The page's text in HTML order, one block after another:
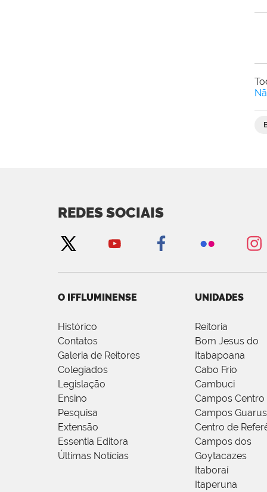
REDES SOCIAIS
O IFFLUMINENSE
Histórico
Contatos
Galeria de Reitores
Colegiados
Legislação
Ensino
Pesquisa
Extensão
Essentia Editora
Últimas Notícias
UNIDADES
Reitoria
Bom Jesus do
Itabapoana
Cabo Frio
Cambuci
Campos Centro
Campos Guarus
Centro de
Campos dos
Goytacazes
Itaboraí
Itaperuna